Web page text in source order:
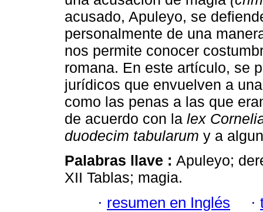
acusado, Apuleyo, se
personalmente de una
nos permite conocer
romana. En este artículo, se
jurídicos que envuelven a
como las penas a las que
de acuerdo con la lex
duodecim tabularum y a
Palabras llave : Apuleyo;
XII Tablas; magia.
· resumen en Inglés ·